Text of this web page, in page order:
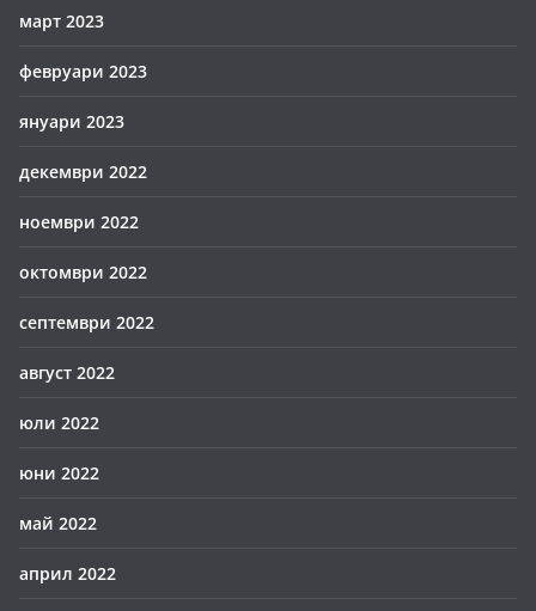
март 2023
февруари 2023
януари 2023
декември 2022
ноември 2022
октомври 2022
септември 2022
август 2022
юли 2022
юни 2022
май 2022
април 2022